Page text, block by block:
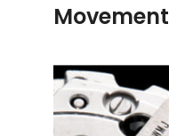
Movement